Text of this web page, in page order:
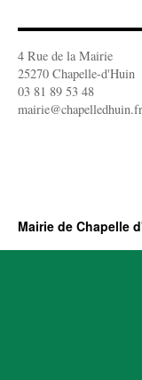
4 Rue de la Mairie
25270 Chapelle-d'Huin
03 81 89 53 48
mairie@chapelledhuin.fr
Mairie de Chapelle